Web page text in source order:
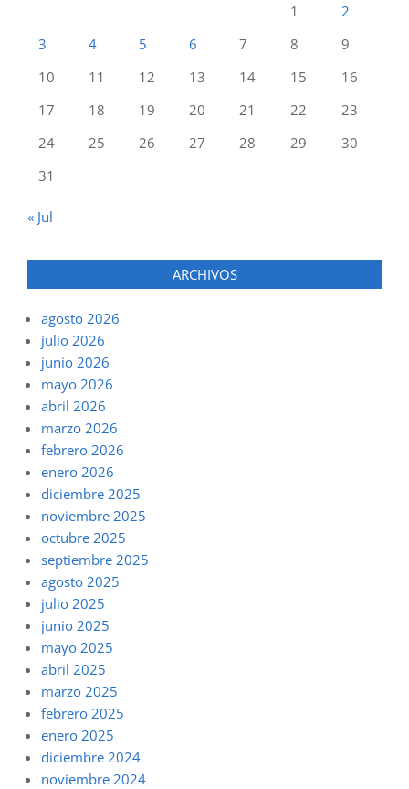
1
2
3
4 5 6 7 8
9
10
11 12 13 14 15
16
17
18 19 20 21 22
23
24
25 26 27 28 29
30
31
« Jul
ARCHIVOS
agosto 2026
julio 2026
junio 2026
mayo 2026
abril 2026
marzo 2026
febrero 2026
enero 2026
diciembre 2025
noviembre 2025
octubre 2025
septiembre 2025
agosto 2025
julio 2025
junio 2025
mayo 2025
abril 2025
marzo 2025
febrero 2025
enero 2025
diciembre 2024
noviembre 2024